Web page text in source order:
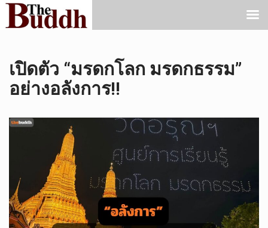
เปิดตัว “มรดกโลก มรดกธรรม”
อย่างอลังการ!!